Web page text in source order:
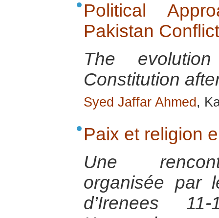
Political
Pakistan Conflict
The
Constitution
Syed Jaffar Ahmed ,
Paix et religion
Une
organisée par
d’Irenees